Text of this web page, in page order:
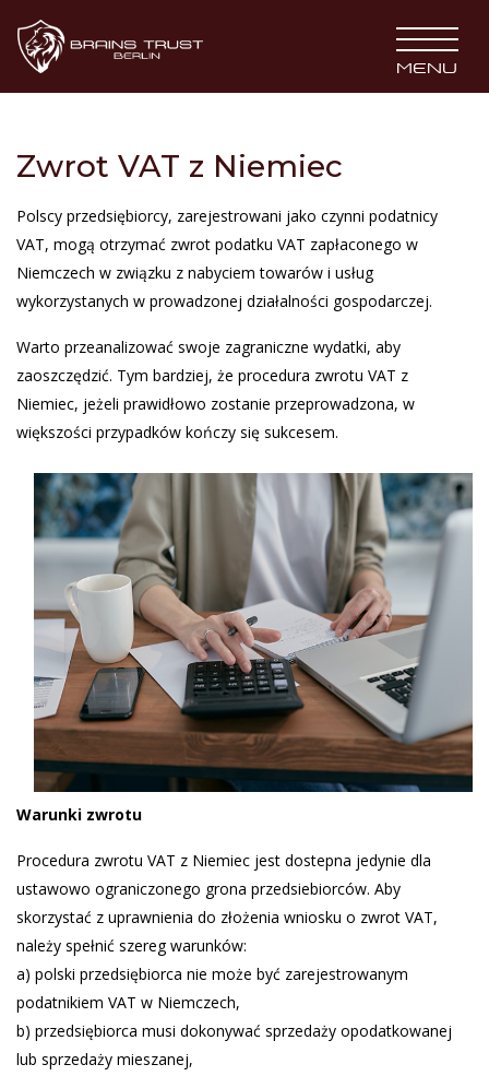
BRAINS TRUST
MENU
Zwrot VAT z Niemiec
Polscy przedsiębiorcy, zarejestrowani jako czynni podatnicy
VAT, mogą otrzymać zwrot podatku VAT zapłaconego w
Niemczech w związku z nabyciem towarów i usług
wykorzystanych w prowadzonej działalności gospodarczej.
Warto przeanalizować swoje zagraniczne wydatki, aby
zaoszczędzić. Tym bardziej, że procedura zwrotu VAT z
Niemiec, jeżeli prawidłowo zostanie przeprowadzona, w
większości przypadków kończy się sukcesem.
Warunki zwrotu
Procedura zwrotu VAT z Niemiec jest dostepna jedynie dla
ustawowo ograniczonego grona przedsiebiorców. Aby
skorzystać z uprawnienia do złożenia wniosku o zwrot VAT,
należy spełnić szereg warunków:
a) polski przedsiębiorca nie może być zarejestrowanym
podatnikiem VAT w Niemczech,
b) przedsiębiorca musi dokonywać sprzedaży opodatkowanej
lub sprzedaży mieszanej,